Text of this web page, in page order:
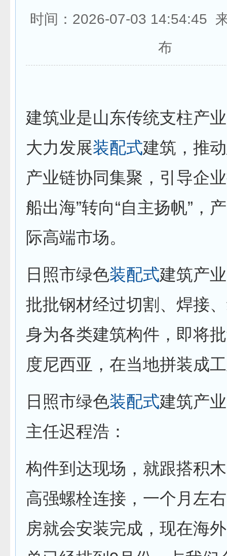
时间：2026-07-03 14:54:45
布
建筑业是山东传统支柱产
大力发展装配式建筑，推
产业链协同集聚，引导企
船出海”转向“自主扬帆”，
际高端市场。
日照市绿色装配式建筑产
批批钢材经过切割、焊接
身为各类建筑构件，即将
度尼西亚，在当地拼装成
日照市绿色装配式建筑产
主任迟程浩：
构件到达现场，就跟搭积
高强螺栓连接，一个月左
房就会安装完成，现在海